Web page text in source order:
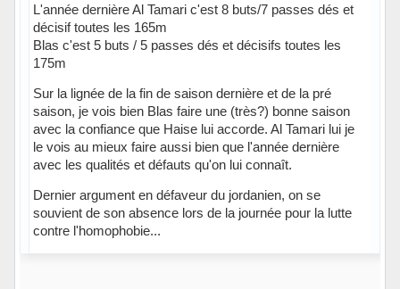
L'année dernière Al Tamari c'est 8 buts/7 passes dés et
décisif toutes les 165m
Blas c'est 5 buts / 5 passes dés et décisifs toutes les
175m
Sur la lignée de la fin de saison dernière et de la pré
saison, je vois bien Blas faire une (très?) bonne saison
avec la confiance que Haise lui accorde. Al Tamari lui je
le vois au mieux faire aussi bien que l'année dernière
avec les qualités et défauts qu'on lui connaît.
Dernier argument en défaveur du jordanien, on se
souvient de son absence lors de la journée pour la lutte
contre l'homophobie...